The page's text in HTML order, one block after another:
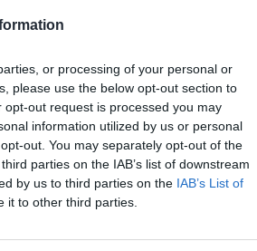
or processing of your personal or
please use the below opt-out section to
out request is processed you may
information utilized by us or personal
out. You may separately opt-out of the
parties on the IAB’s list of downstream
by us to third parties on the IAB’s List of
it to other third parties.
Stadtplan
auf den See hinaus und ist wenige Minuten vom
Ausstellungs- und Kongresszentrums
einer ruhi...
17.11 km
Stadtplan
liegt an der schweizerischen Grenze in
vom Comer See und dem Luganersee